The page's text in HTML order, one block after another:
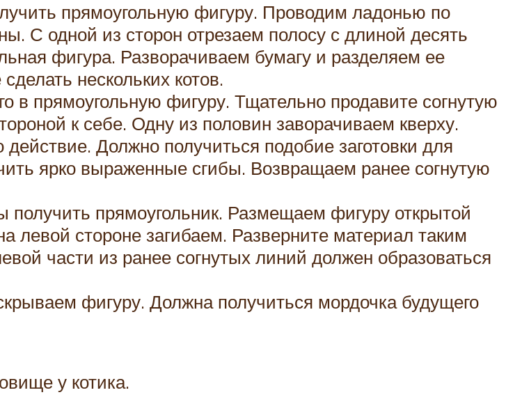
прямоугольную фигуру. Проводим ладонью по
С одной из сторон отрезаем полосу с длиной десять
фигура. Разворачиваем бумагу и разделяем ее
нескольких котов.
в прямоугольную фигуру. Тщательно продавите согнутую
к себе. Одну из половин заворачиваем кверху.
Должно получиться подобие заготовки для
ярко выраженные сгибы. Возвращаем ранее согнутую
прямоугольник. Размещаем фигуру открытой
левой стороне загибаем. Разверните материал таким
части из ранее согнутых линий должен образоваться
фигуру. Должна получиться мордочка будущего
у котика.